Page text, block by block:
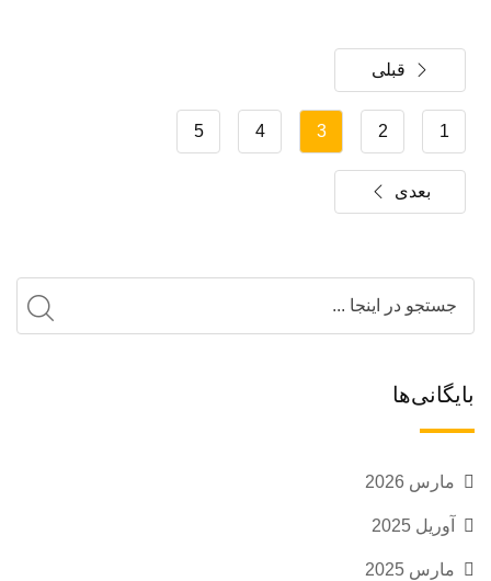
قبلی
1
2
3
4
5
بعدی
بایگانی‌ها
مارس 2026
آوریل 2025
مارس 2025